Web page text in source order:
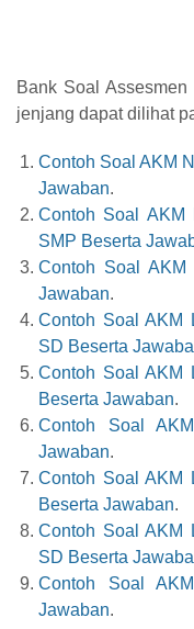
Bank Soal
jenjang dapat dilihat
Contoh Soal AKM
Jawaban.
Contoh Soal AKM
SMP Beserta
Contoh Soal AKM
Jawaban.
Contoh Soal AKM
SD Beserta
Contoh Soal AKM
Beserta Jawaban.
Contoh Soal
Jawaban.
Contoh Soal AKM
Beserta Jawaban.
Contoh Soal AKM
SD Beserta
Contoh Soal
Jawaban.